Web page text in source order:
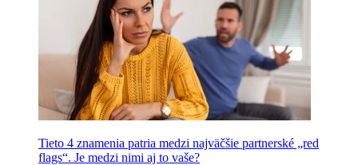
Tieto 4 znamenia patria medzi najväčšie partnerské „red
flags“. Je medzi nimi aj to vaše?